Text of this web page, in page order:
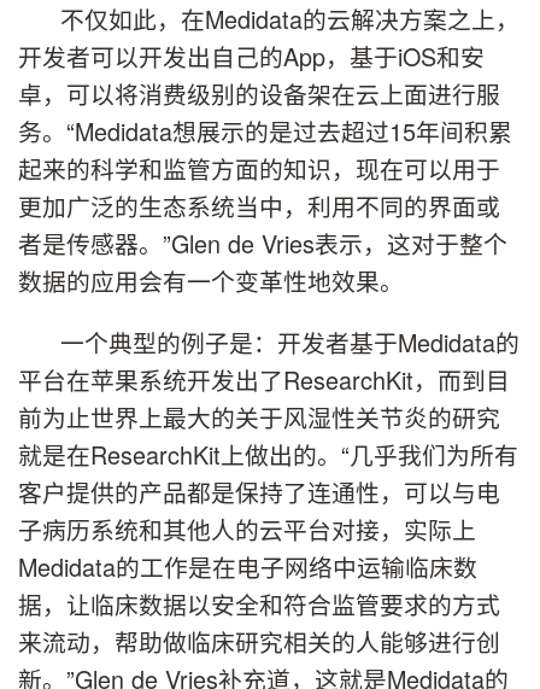
不仅如此，在Medidata的云解决方案之上，
开发者可以开发出自己的App，基于iOS和安
卓，可以将消费级别的设备架在云上面进行服
务。“Medidata想展示的是过去超过15年间积累
起来的科学和监管方面的知识，现在可以用于
更加广泛的生态系统当中，利用不同的界面或
者是传感器。”Glen de Vries表示，这对于整个
数据的应用会有一个变革性地效果。
一个典型的例子是：开发者基于Medidata的
平台在苹果系统开发出了ResearchKit，而到目
前为止世界上最大的关于风湿性关节炎的研究
就是在ResearchKit上做出的。“几乎我们为所有
客户提供的产品都是保持了连通性，可以与电
子病历系统和其他人的云平台对接，实际上
Medidata的工作是在电子网络中运输临床数
据，让临床数据以安全和符合监管要求的方式
来流动，帮助做临床研究相关的人能够进行创
新。”Glen de Vries补充道，这就是Medidata的